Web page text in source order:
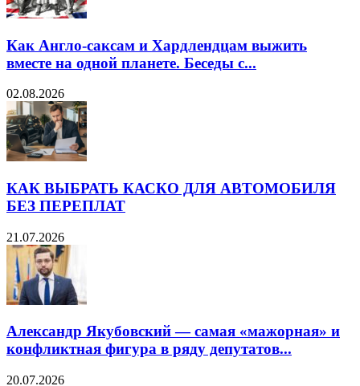
Как Англо-саксам и Хардлендцам выжить
вместе на одной планете. Беседы с...
02.08.2026
КАК ВЫБРАТЬ КАСКО ДЛЯ АВТОМОБИЛЯ
БЕЗ ПЕРЕПЛАТ
21.07.2026
Александр Якубовский — самая «мажорная» и
конфликтная фигура в ряду депутатов...
20.07.2026